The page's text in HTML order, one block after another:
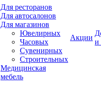
Для ресторанов
Для автосалонов
Для магазинов
Ювелирных
Часовых
Сувенирных
Строительных
Медицинская
мебель
Акции
и